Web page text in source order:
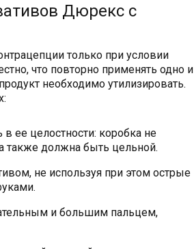
Дюрекс с
только при условии
что повторно применять одно и
необходимо утилизировать.
ее целостности: коробка не
также должна быть цельной.
не используя при этом острые
и большим пальцем,